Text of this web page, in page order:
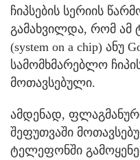
ჩიპსების სერიის
გამახვილდა, რომ ამ
(system on a chip) ანუ
სამომხმარებლო
მოთავსებული.
ამდენად,
შეფუთვაში
ტელეფონში